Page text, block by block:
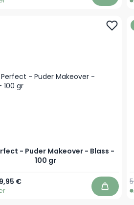
- Puder Makeover - Blass -
100 gr
€
Preis
In den